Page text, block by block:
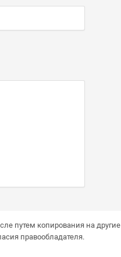
путем копирования на
правообладателя.